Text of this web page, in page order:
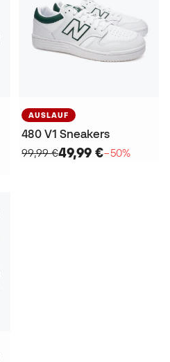
AUSLAUF
480 V1 Sneakers
99,99 €49,99 €−50%